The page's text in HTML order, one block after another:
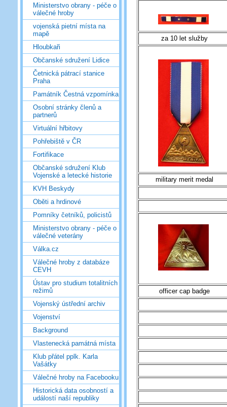
Ministerstvo obrany - péče o
válečné hroby
vojenská pietní místa na
mapě
Hloubkaři
Občanské sdružení Lidice
Četnická pátrací stanice
Praha
Památník Čestná vzpomínka
Osobní stránky členů a
partnerů
Virtuální hřbitovy
Pohřebiště v ČR
Fortifikace
Občanské sdružení Klub
Vojenské a letecké historie
KVH Beskydy
Oběti a hrdinové
Pomníky četníků, policistů
Ministerstvo obrany - péče o
válečné veterány
Válka.cz
Válečné hroby z databáze
CEVH
Ústav pro studium totalitních
režimů
Vojenský ústřední archiv
Vojenství
Background
Vlastenecká památná místa
Klub přátel pplk. Karla
Vašátky
Válečné hroby na Facebooku
Historická data osobností a
událostí naší republiky
za 10 let služby
military merit medal
officer cap badge